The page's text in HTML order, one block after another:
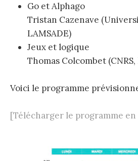
Go et Alphago
Tristan Cazenave
LAMSADE)
Jeux et logique
Thomas Colcombet (CNRS,
Voici le programme
[Télécharger le programme en